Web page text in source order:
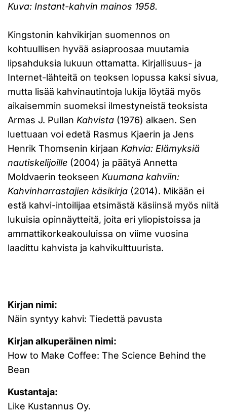
Kuva: Instant-kahvin mainos 1958.
Kingstonin kahvikirjan suomennos on
kohtuullisen hyvää asiaproosaa muutamia
lipsahduksia lukuun ottamatta. Kirjallisuus- ja
Internet-lähteitä on teoksen lopussa kaksi sivua,
mutta lisää kahvinautintoja lukija löytää myös
aikaisemmin suomeksi ilmestyneistä teoksista
Armas J. Pullan Kahvista (1976) alkaen. Sen
luettuaan voi edetä Rasmus Kjaerin ja Jens
Henrik Thomsenin kirjaan Kahvia: Elämyksiä
nautiskelijoille (2004) ja päätyä Annetta
Moldvaerin teokseen Kuumana kahviin:
Kahvinharrastajien käsikirja (2014). Mikään ei
estä kahvi-intoilijaa etsimästä käsiinsä myös niitä
lukuisia opinnäytteitä, joita eri yliopistoissa ja
ammattikorkeakouluissa on viime vuosina
laadittu kahvista ja kahvikulttuurista.
Kirjan nimi:
Näin syntyy kahvi: Tiedettä pavusta
Kirjan alkuperäinen nimi:
How to Make Coffee: The Science Behind the
Bean
Kustantaja:
Like Kustannus Oy.